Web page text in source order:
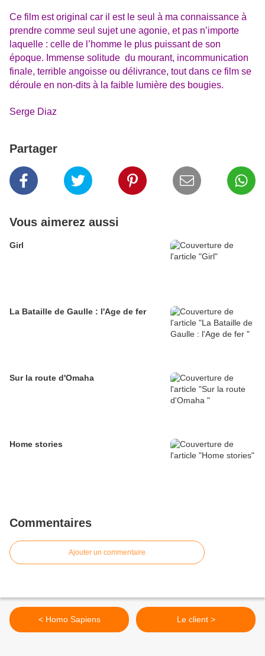
Ce film est original car il est le seul à ma connaissance à
prendre comme seul sujet une agonie, et pas n’importe
laquelle : celle de l’homme le plus puissant de son
époque. Immense solitude du mourant, incommunication
finale, terrible angoisse ou délivrance, tout dans ce film se
déroule en non-dits à la faible lumière des bougies.
Serge Diaz
Partager
Vous aimerez aussi
Girl
La Bataille de Gaulle : l'Age de fer
Sur la route d'Omaha
Home stories
Commentaires
Ajouter un commentaire
< Homo Sapiens Le client >